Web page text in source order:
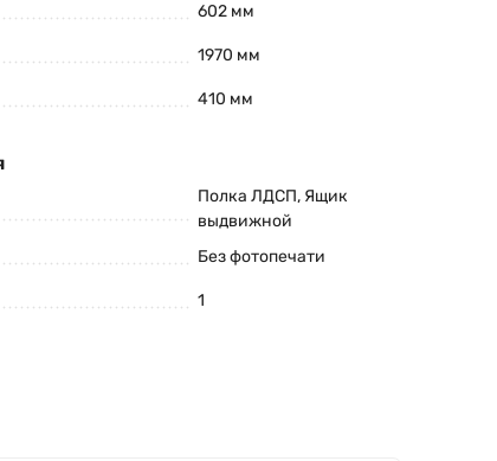
602 мм
1970 мм
410 мм
Полка ЛДСП, Ящик
выдвижной
Без фотопечати
1